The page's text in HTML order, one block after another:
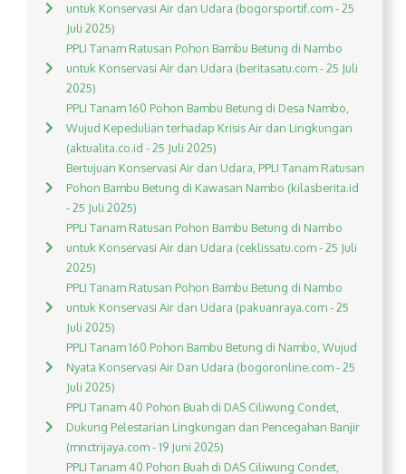
untuk Konservasi Air dan Udara (bogorsportif.com - 25
Juli 2025)
PPLI Tanam Ratusan Pohon Bambu Betung di Nambo
untuk Konservasi Air dan Udara (beritasatu.com - 25 Juli
2025)
PPLI Tanam 160 Pohon Bambu Betung di Desa Nambo,
Wujud Kepedulian terhadap Krisis Air dan Lingkungan
(aktualita.co.id - 25 Juli 2025)
Bertujuan Konservasi Air dan Udara, PPLI Tanam Ratusan
Pohon Bambu Betung di Kawasan Nambo (kilasberita.id
- 25 Juli 2025)
PPLI Tanam Ratusan Pohon Bambu Betung di Nambo
untuk Konservasi Air dan Udara (ceklissatu.com - 25 Juli
2025)
PPLI Tanam Ratusan Pohon Bambu Betung di Nambo
untuk Konservasi Air dan Udara (pakuanraya.com - 25
Juli 2025)
PPLI Tanam 160 Pohon Bambu Betung di Nambo, Wujud
Nyata Konservasi Air Dan Udara (bogoronline.com - 25
Juli 2025)
PPLI Tanam 40 Pohon Buah di DAS Ciliwung Condet,
Dukung Pelestarian Lingkungan dan Pencegahan Banjir
(mnctrijaya.com - 19 Juni 2025)
PPLI Tanam 40 Pohon Buah di DAS Ciliwung Condet,